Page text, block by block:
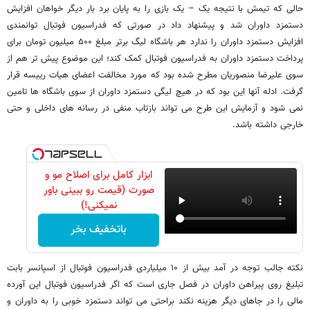
حالی که تیمش با نتیجه یک – یک بازی را به پایان برد بار دیگر خواهان افزایش
دستمزد داوران شد و پیشنهاد داد در صورتی که فدراسیون فوتبال توانمندی
افزایش دستمزد داوران را ندارد هر باشگاه لیگ برتر مبلغ ۵۰۰ میلیون تومان برای
پرداخت دستمزد داوران به فدراسیون فوتبال کمک کند؛ این موضوع پیش تر هم از
سوی علیرضا منصوریان مطرح شده بود که مورد مخالفت اعضای هیات رییسه قرار
گرفت. ادله آنها این بود که در هیچ لیگی دستمزد داوران از سوی باشگاه ها تامین
نمی شود و آزمایش این طرح می تواند بازتاب منفی در رسانه های داخلی و حتی
خارجی داشته باشد.
ابزار کامل برای اصلاح مو و
صورت (قیمت رو ببینی باور
نمیکنی!)
باتخفیف بخر
نکته جالب توجه در آمد بیش از ۱۰ میلیاردی فدراسیون فوتبال از اسپانسر بابت
تبلیغ روی پیراهن داوران در فصل جاری است که اگر فدراسیون فوتبال این آورده
مالی را در جاهای دیگر هزینه نکند براحتی می تواند دستمزد خوبی را به داوران و